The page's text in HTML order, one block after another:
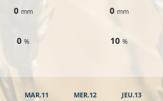
0 mm
0%
0 mm
10%
MAR.11 MER.12 JEU.13